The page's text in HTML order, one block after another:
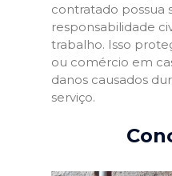
contratado possua
responsabilidade
trabalho. Isso
ou comércio em
danos causados
serviço.